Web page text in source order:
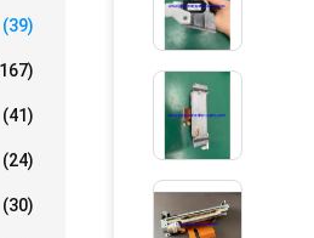
(39)
(41)
(24)
(30)